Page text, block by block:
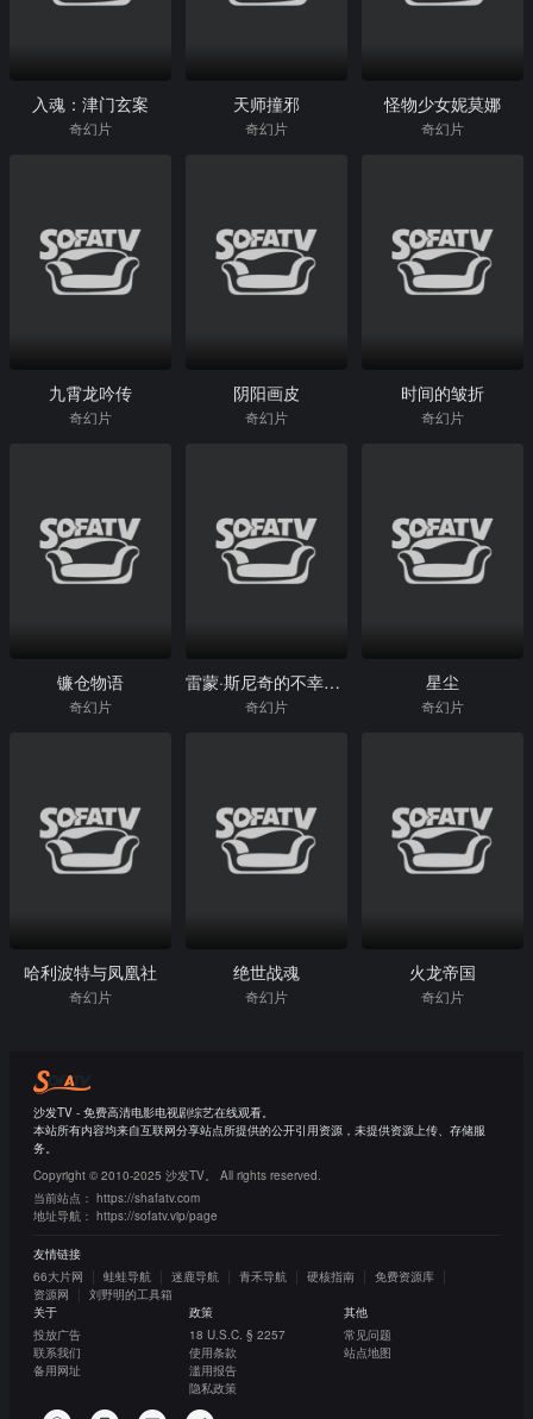
入魂：津门玄案
奇幻片
天师撞邪
奇幻片
怪物少女妮莫娜
奇幻片
九霄龙吟传
奇幻片
阴阳画皮
奇幻片
时间的皱折
奇幻片
镰仓物语
奇幻片
雷蒙·斯尼奇的不幸历险
奇幻片
星尘
奇幻片
哈利波特与凤凰社
奇幻片
绝世战魂
奇幻片
火龙帝国
奇幻片
沙发TV - 免费高清电影电视剧综艺在线观看。
本站所有内容均来自互联网分享站点所提供的公开引用资源，未提供资源上传、存储服
务。
Copyright © 2010-2025 沙发TV。 All rights reserved.
当前站点： https://shafatv.com
地址导航： https://sofatv.vip/page
友情链接
66大片网
蛙蛙导航 迷鹿导航 青禾导航 硬核指南
免费资源库
资源网
刘野明的工具箱
关于
投放广告
联系我们
备用网址
政策
18 U.S.C. § 2257
使用条款
滥用报告
隐私政策
其他
常见问题
站点地图